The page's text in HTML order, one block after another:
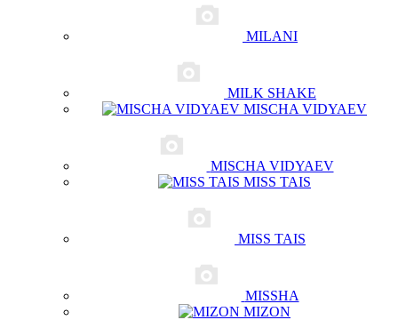
MILANI
MILK SHAKE
MISCHA VIDYAEV
MISCHA VIDYAEV
MISS TAIS
MISS TAIS
MISSHA
MIZON